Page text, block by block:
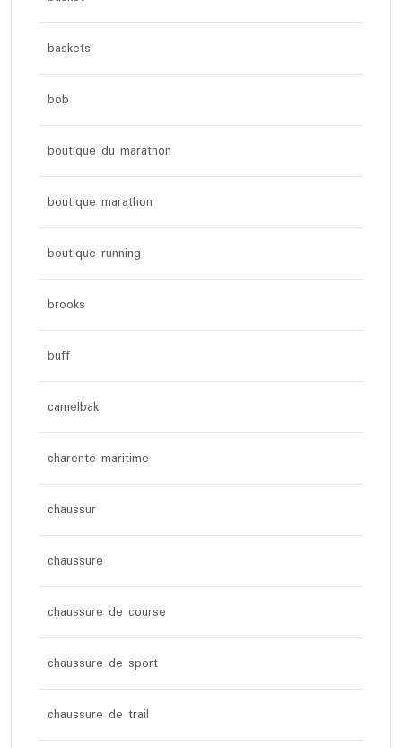
baskets
bob
boutique du marathon
boutique marathon
boutique running
brooks
buff
camelbak
charente maritime
chaussur
chaussure
chaussure de course
chaussure de sport
chaussure de trail